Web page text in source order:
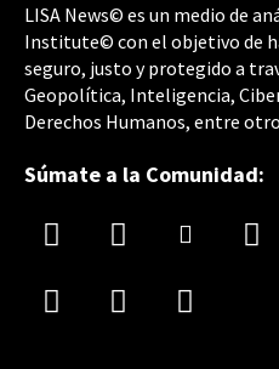
LISA News© es un medio de
Institute© con el objetivo de
seguro, justo y protegido a
Geopolítica, Inteligencia,
Derechos Humanos, entre
Súmate a la Comunidad: